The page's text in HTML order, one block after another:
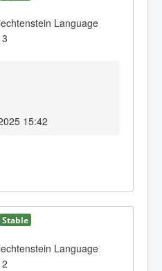
Language
15:42
Stable
Language